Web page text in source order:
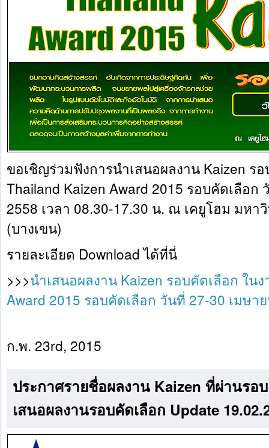
ขอเชิญร่วมฟังการนำเสนอผลงาน Kaizen ร
Thailand Kaizen Award 2015 รอบคัดเลือก
2558 เวลา 08.30-17.30 น. ณ เคยูโฮม มหา
(บางเขน)
รายละเอียด Download ได้ที่นี่
>>>นำเสนอผลงาน Kaizen รอบคัดเลือก ใน
Award 2015 รอบคัดเลือก วันที่ 27-30 เมษา
ก.พ. 23rd, 2015
ประกาศรายชื่อผลงาน Kaizen ที่ผ่านรอ
เสนอผลงานรอบคัดเลือก Update